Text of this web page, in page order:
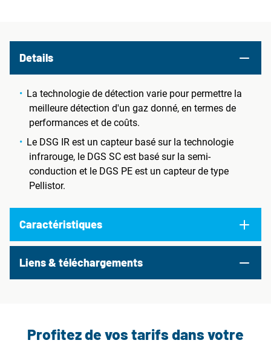
Details
La technologie de détection varie pour permettre la
meilleure détection d'un gaz donné, en termes de
performances et de coûts.
Le DSG IR est un capteur basé sur la technologie
infrarouge, le DGS SC est basé sur la semi-
conduction et le DGS PE est un capteur de type
Pellistor.
Caractéristiques
Liens & téléchargements
Profitez de vos tarifs dans votre